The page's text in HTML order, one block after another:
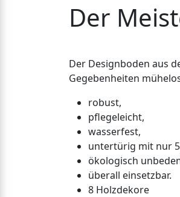
Der
Der Designboden aus
Gegebenheiten
robust,
pflegeleicht,
wasserfest,
untertürig mit nur
ökologisch
überall einsetzbar.
8 Holzdekore